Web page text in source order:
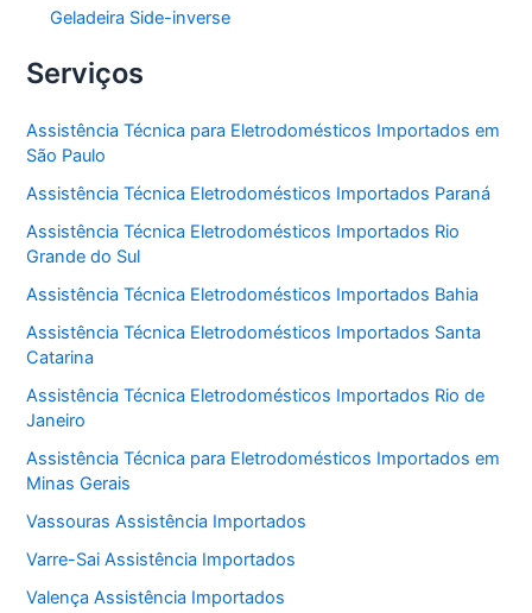
Geladeira Side-inverse
Serviços
Assistência Técnica para Eletrodomésticos Importados em
São Paulo
Assistência Técnica Eletrodomésticos Importados Paraná
Assistência Técnica Eletrodomésticos Importados Rio
Grande do Sul
Assistência Técnica Eletrodomésticos Importados Bahia
Assistência Técnica Eletrodomésticos Importados Santa
Catarina
Assistência Técnica Eletrodomésticos Importados Rio de
Janeiro
Assistência Técnica para Eletrodomésticos Importados em
Minas Gerais
Vassouras Assistência Importados
Varre-Sai Assistência Importados
Valença Assistência Importados